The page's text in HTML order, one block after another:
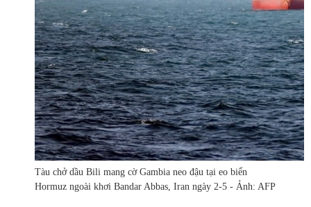
Tàu chở dầu Bili mang cờ Gambia neo đậu tại eo biển
Hormuz ngoài khơi Bandar Abbas, Iran ngày 2-5 - Ảnh: AFP